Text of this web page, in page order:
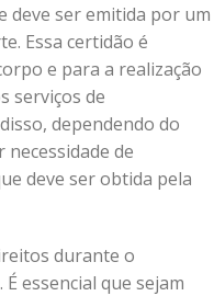
deve ser emitida por um
Essa certidão é
e para a realização
serviços de
dependendo do
de
deve ser obtida pela
durante o
essencial que sejam